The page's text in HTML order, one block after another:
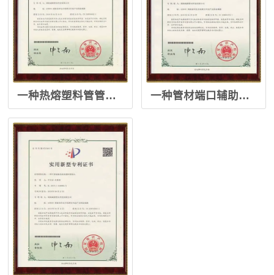
一种热熔塑料管管口自动翻边成形设备 一种管材端口辅助加工工装